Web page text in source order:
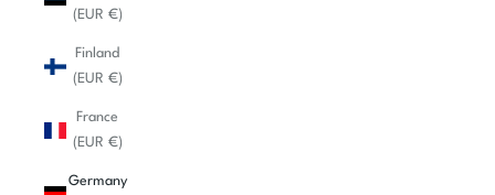
(EUR €)
Finland
(EUR €)
France
(EUR €)
Germany